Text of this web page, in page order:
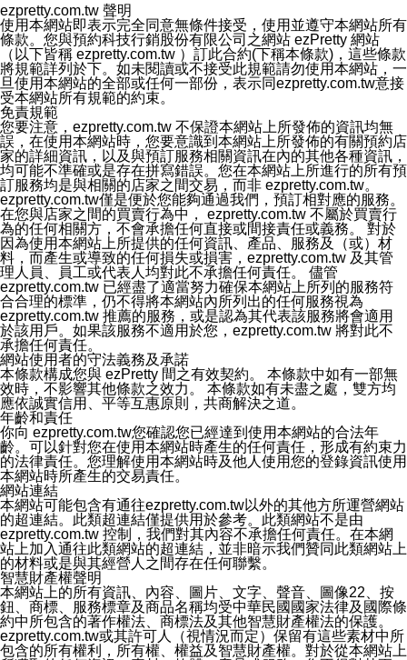
除您的帳號和相關資料。
十二、隱私權聲明的更新
本公司將不定時更新隱私權聲明，以反映服務的變更和顧
客的意見反應。當本公司更新此隱私權聲明，您將在
ezPretty網站 首頁上看到隱私權聲明連結旁的 "updated"
註記。如果聲明的內容有所變更，或是處理您個人資訊的
方式有所變動，本公司一定會先更新隱私權聲明才會接著
執行該項變更措施。本公司鼓勵您定期檢視隱私權聲明，
以得知 ezPretty 網站如何保護您的個人資訊。
十三、自我保護措施
請妥善保管您的使用者名稱、密碼及個人資料，不要提供
給任何人。在您完成個人化服務之使用後，請務必記得登
出帳號。若您是與他人共享電腦或使用公共電腦，切記要
關閉瀏覽器視窗，以防止他人讀取您的個人資料、信件或
進入所機關管理區。
十四、傳送宣傳本站資訊或電子郵件之政策
您同意本公司網站，透過您所提供的郵件地址與您取得聯
絡並傳送或宣傳本網站各項服務之資料或電子郵件供您參
考。您能依照該資料或電子郵件所指示之方法、說明或功
能連結，隨時停止接收這些資料或電子郵件。
十五、訊息通知
本公司/本服務將以通知型訊息傳送重要訊息給您。即使未
加入本公司/本服務好友，您仍可接收到通知型訊息。
本公司/本服務傳送之通知型訊息以對您有效且重要的訊息
為限，以廣告或其他目的的訊息皆不會被傳送。滿足以下
三個條件者，將可收到通知型訊息。
1.LINE 帳號設定的電話號碼與本公司/本服務所傳來的電
話號碼比對相符。
2.該 LINE 帳號已在 LINE APP 設定中，同意接收通知型
訊息。
3.LINE 帳號未封鎖傳送訊息之 LINE 官方帳號。
欲變更通知型訊息的設定，操作如下：
1.點選「主頁」＞「設定」
2.點選「隱私設定」
3.點選「提供使用資料」
4.點選「LINE通知型訊息」
5.開關「接收LINE通知型訊息」
❗️關閉「接收通知型訊息」後，將不會接收到來自任何企業
官方帳號或認證官方帳號的通知型訊息。
ezpretty.com.tw 聲明
使用本網站即表示完全同意無條件接受，使用並遵守本網站所有
條款。您與預約科技行銷股份有限公司之網站 ezPretty 網站
（以下皆稱 ezpretty.com.tw ）訂此合約(下稱本條款)，這些條款
將規範詳列於下。如未閱讀或不接受此規範請勿使用本網站，一
旦使用本網站的全部或任何一部份，表示同ezpretty.com.tw意接
受本網站所有規範的約束。
免責規範
您要注意，ezpretty.com.tw 不保證本網站上所發佈的資訊均無
誤，在使用本網站時，您要意識到本網站上所發佈的有關預約店
家的詳細資訊，以及與預訂服務相關資訊在內的其他各種資訊，
均可能不準確或是存在拼寫錯誤。您在本網站上所進行的所有預
訂服務均是與相關的店家之間交易，而非 ezpretty.com.tw。
ezpretty.com.tw僅是便於您能夠通過我們，預訂相對應的服務。
在您與店家之間的買賣行為中， ezpretty.com.tw 不屬於買賣行
為的任何相關方，不會承擔任何直接或間接責任或義務。 對於
因為使用本網站上所提供的任何資訊、產品、服務及（或）材
料，而產生或導致的任何損失或損害，ezpretty.com.tw 及其管
理人員、員工或代表人均對此不承擔任何責任。 儘管
ezpretty.com.tw 已經盡了適當努力確保本網站上所列的服務符
合合理的標準，仍不得將本網站內所列出的任何服務視為
ezpretty.com.tw 推薦的服務，或是認為其代表該服務將會適用
於該用戶。如果該服務不適用於您，ezpretty.com.tw 將對此不
承擔任何責任。
網站使用者的守法義務及承諾
本條款構成您與 ezPretty 間之有效契約。 本條款中如有一部無
效時，不影響其他條款之效力。 本條款如有未盡之處，雙方均
應依誠實信用、平等互惠原則，共商解決之道。
年齡和責任
你向 ezpretty.com.tw您確認您已經達到使用本網站的合法年
齡。可以針對您在使用本網站時產生的任何責任，形成有約束力
的法律責任。您理解使用本網站時及他人使用您的登錄資訊使用
本網站時所產生的交易責任。
網站連結
本網站可能包含有通往ezpretty.com.tw以外的其他方所運營網站
的超連結。此類超連結僅提供用於參考。此類網站不是由
ezpretty.com.tw 控制，我們對其內容不承擔任何責任。在本網
站上加入通往此類網站的超連結，並非暗示我們贊同此類網站上
的材料或是與其經營人之間存在任何聯繫。
智慧財產權聲明
本網站上的所有資訊、內容、圖片、文字、聲音、圖像22、按
鈕、商標、服務標章及商品名稱均受中華民國國家法律及國際條
約中所包含的著作權法、商標法及其他智慧財產權法的保護。
ezpretty.com.tw或其許可人（視情況而定）保留有這些素材中所
包含的所有權利，所有權、權益及智慧財產權。對於從本網站上